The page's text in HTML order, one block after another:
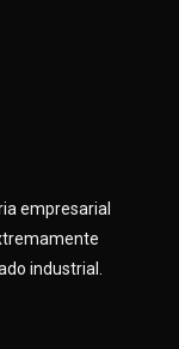
empresarial
industrial.